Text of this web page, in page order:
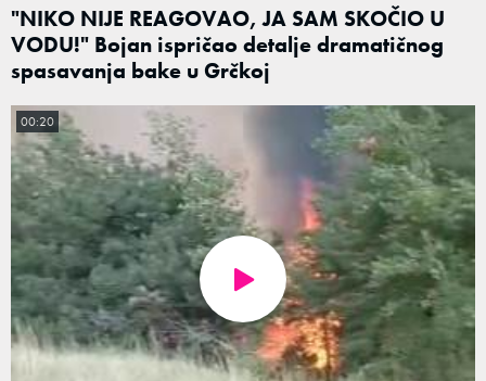
"NIKO NIJE REAGOVAO, JA SAM SKOČIO U
VODU!" Bojan ispričao detalje dramatičnog
spasavanja bake u Grčkoj
00:20